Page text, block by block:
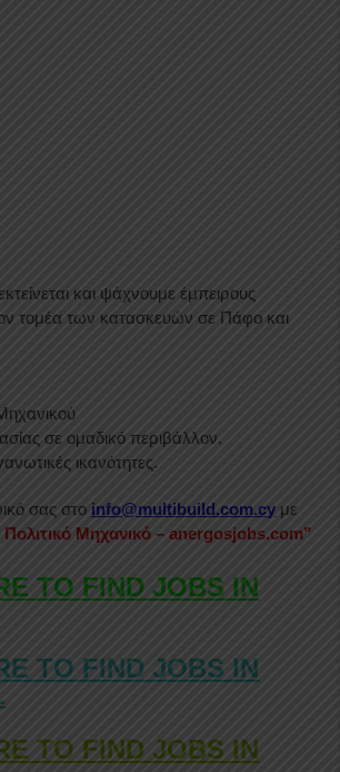
και ψάχνουμε έμπειρους
τομέα των κατασκευών σε Πάφο και
σε ομαδικό περιβάλλον.
ικανότητες.
σας στο info@multibuild.com.cy με
Πολιτικό Μηχανικό – anergosjobs.com”
TO FIND JOBS IN
TO FIND JOBS IN
TO FIND JOBS IN